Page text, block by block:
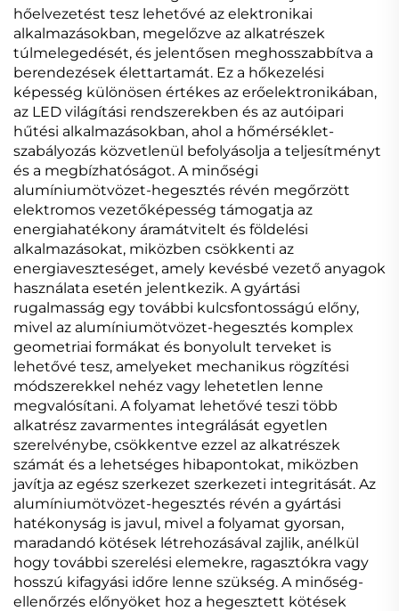
hőelvezetést tesz lehetővé az elektronikai
alkalmazásokban, megelőzve az alkatrészek
túlmelegedését, és jelentősen meghosszabbítva a
berendezések élettartamát. Ez a hőkezelési
képesség különösen értékes az erőelektronikában,
az LED világítási rendszerekben és az autóipari
hűtési alkalmazásokban, ahol a hőmérséklet-
szabályozás közvetlenül befolyásolja a teljesítményt
és a megbízhatóságot. A minőségi
alumíniumötvözet-hegesztés révén megőrzött
elektromos vezetőképesség támogatja az
energiahatékony áramátvitelt és földelési
alkalmazásokat, miközben csökkenti az
energiaveszteséget, amely kevésbé vezető anyagok
használata esetén jelentkezik. A gyártási
rugalmasság egy további kulcsfontosságú előny,
mivel az alumíniumötvözet-hegesztés komplex
geometriai formákat és bonyolult terveket is
lehetővé tesz, amelyeket mechanikus rögzítési
módszerekkel nehéz vagy lehetetlen lenne
megvalósítani. A folyamat lehetővé teszi több
alkatrész zavarmentes integrálását egyetlen
szerelvénybe, csökkentve ezzel az alkatrészek
számát és a lehetséges hibapontokat, miközben
javítja az egész szerkezet szerkezeti integritását. Az
alumíniumötvözet-hegesztés révén a gyártási
hatékonyság is javul, mivel a folyamat gyorsan,
maradandó kötések létrehozásával zajlik, anélkül
hogy további szerelési elemekre, ragasztókra vagy
hosszú kifagyási időre lenne szükség. A minőség-
ellenőrzés előnyöket hoz a hegesztett kötések